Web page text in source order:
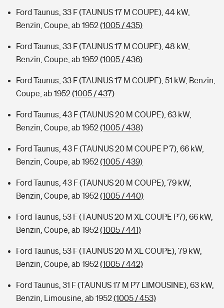
Ford Taunus, 33 F (TAUNUS 17 M COUPE), 44 kW,
Benzin, Coupe, ab 1952(1005 / 435)
Ford Taunus, 33 F (TAUNUS 17 M COUPE), 48 kW,
Benzin, Coupe, ab 1952(1005 / 436)
Ford Taunus, 33 F (TAUNUS 17 M COUPE), 51 kW, Benzin,
Coupe, ab 1952(1005 / 437)
Ford Taunus, 43 F (TAUNUS 20 M COUPE), 63 kW,
Benzin, Coupe, ab 1952(1005 / 438)
Ford Taunus, 43 F (TAUNUS 20 M COUPE P 7), 66 kW,
Benzin, Coupe, ab 1952(1005 / 439)
Ford Taunus, 43 F (TAUNUS 20 M COUPE), 79 kW,
Benzin, Coupe, ab 1952(1005 / 440)
Ford Taunus, 53 F (TAUNUS 20 M XL COUPE P7), 66 kW,
Benzin, Coupe, ab 1952(1005 / 441)
Ford Taunus, 53 F (TAUNUS 20 M XL COUPE), 79 kW,
Benzin, Coupe, ab 1952(1005 / 442)
Ford Taunus, 31 F (TAUNUS 17 M P7 LIMOUSINE), 63 kW,
Benzin, Limousine, ab 1952(1005 / 453)